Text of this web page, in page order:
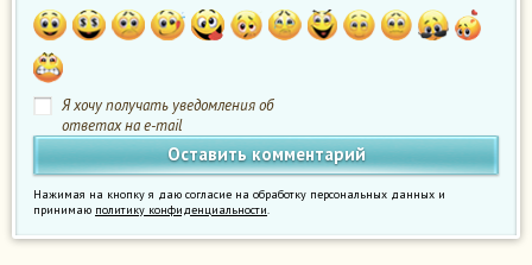
Я хочу получать уведомления об
ответах на e-mail
Нажимая на кнопку я даю согласие на обработку персональных данных и
принимаю политику конфиденциальности